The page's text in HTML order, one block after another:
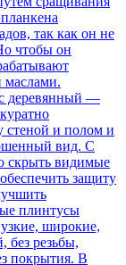
так как он не
чтобы он
деревянный —
и полом и
вид. С
скрыть видимые
защиту
плинтусы
широкие,
без резьбы,
покрытия. В